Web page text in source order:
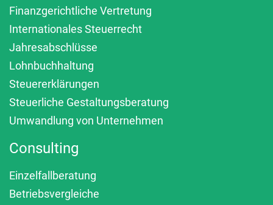
Finanzgerichtliche Vertretung
Internationales Steuerrecht
Jahresabschlüsse
Lohnbuchhaltung
Steuererklärungen
Steuerliche Gestaltungsberatung
Umwandlung von Unternehmen
Consulting
Einzelfallberatung
Betriebsvergleiche